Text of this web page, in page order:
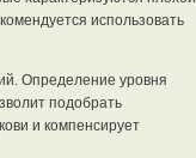
использовать
Определение уровня
подобрать
и компенсирует